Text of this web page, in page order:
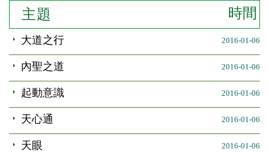
主題 時間
大道之行 2016-01-06
內聖之道 2016-01-06
起動意識 2016-01-06
天心通 2016-01-06
天眼 2016-01-06